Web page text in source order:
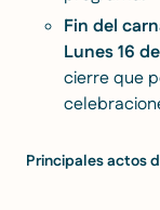
Fin del
Lunes 16
cierre que
Principales actos